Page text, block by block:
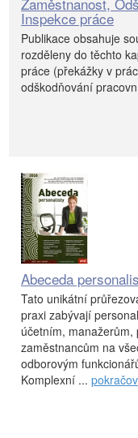
Inspekce práce
Publikace obsahuje
rozděleny do těchto
práce (překážky v
odškodňování
Abeceda
Tato unikátní
praxi zabývají
účetním,
zaměstnancům na
odborovým
Komplexní ...